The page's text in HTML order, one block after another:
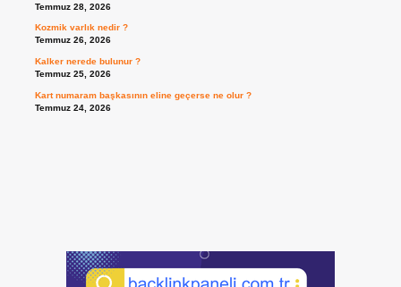
Temmuz 28, 2026
Kozmik varlık nedir ?
Temmuz 26, 2026
Kalker nerede bulunur ?
Temmuz 25, 2026
Kart numaram başkasının eline geçerse ne olur ?
Temmuz 24, 2026